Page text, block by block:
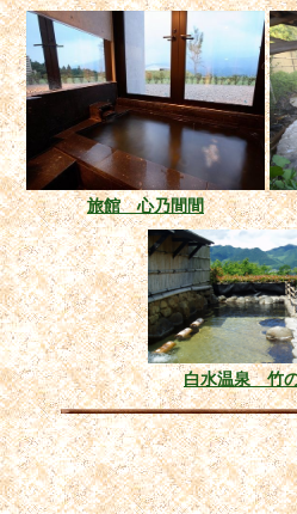
旅館 心乃間間
白水温泉 竹